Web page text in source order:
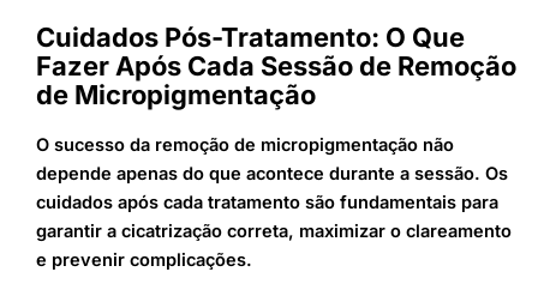
Cuidados Pós-Tratamento: O Que
Fazer Após Cada Sessão de Remoção
de Micropigmentação
O sucesso da remoção de micropigmentação não
depende apenas do que acontece durante a sessão. Os
cuidados após cada tratamento são fundamentais para
garantir a cicatrização correta, maximizar o clareamento
e prevenir complicações.